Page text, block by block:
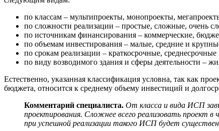
по классам – мультипроекты, монопроекты,
по сложности реализации – простые, сложные, очень
по источникам финансирования – коммерческие,
по объемам инвестирования – малые, средние и
по срокам реализации – краткосрочные,
по виду возводимого здания и сферы деятельности –
Естественно, указанная классификация условна, так как
бюджета, относится к среднему объему инвестиций и
Комментарий специалиста. От класса и вида ИСП
проектирования. Сложнее всего реализовать проект в
при успешной реализации такого ИСП будет